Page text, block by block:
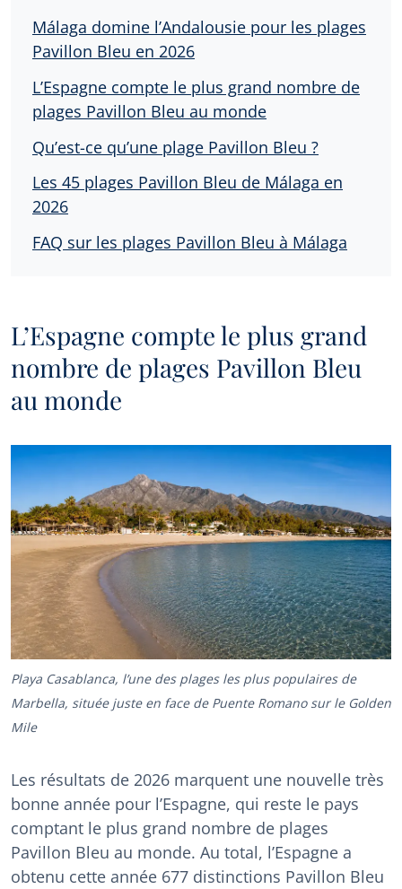
Málaga domine l’Andalousie pour les plages
Pavillon Bleu en 2026
L’Espagne compte le plus grand nombre de
plages Pavillon Bleu au monde
Qu’est-ce qu’une plage Pavillon Bleu ?
Les 45 plages Pavillon Bleu de Málaga en
2026
FAQ sur les plages Pavillon Bleu à Málaga
L’Espagne compte le plus grand
nombre de plages Pavillon Bleu
au monde
Playa Casablanca, l’une des plages les plus populaires de
Marbella, située juste en face de Puente Romano sur le Golden
Mile
Les résultats de 2026 marquent une nouvelle très
bonne année pour l’Espagne, qui reste le pays
comptant le plus grand nombre de plages
Pavillon Bleu au monde. Au total, l’Espagne a
obtenu cette année 677 distinctions Pavillon Bleu